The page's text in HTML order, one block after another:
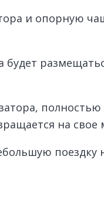
и опорную
полностью
на свое
поездку